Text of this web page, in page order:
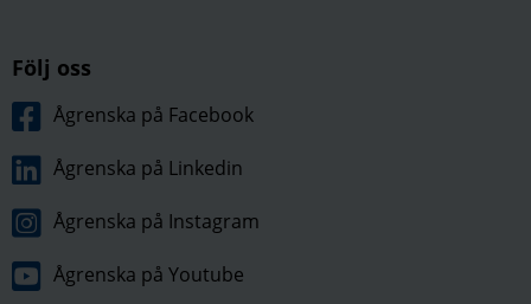
Följ oss
Ågrenska på Facebook
Ågrenska på Linkedin
Ågrenska på Instagram
Ågrenska på Youtube